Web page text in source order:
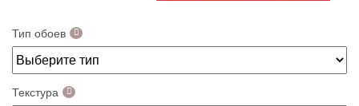
Тип обоев
Текстура